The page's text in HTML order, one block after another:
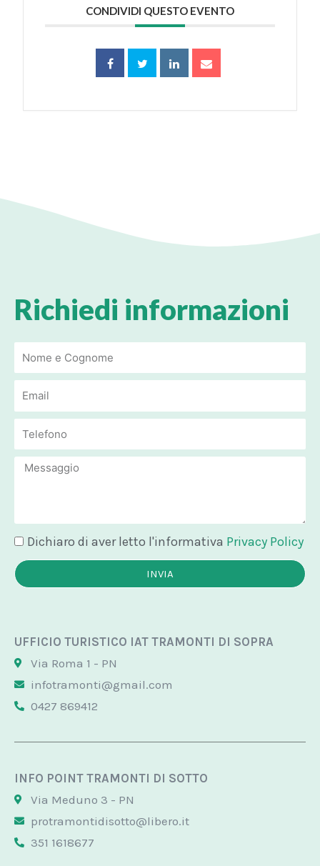
CONDIVIDI QUESTO EVENTO
Richiedi informazioni
Email
Email
Message
Dichiaro di aver letto l'informativa Privacy Policy
INVIA
UFFICIO TURISTICO IAT TRAMONTI DI SOPRA
Via Roma 1 - PN
infotramonti@gmail.com
0427 869412
INFO POINT TRAMONTI DI SOTTO
Via Meduno 3 - PN
protramontidisotto@libero.it
351 1618677